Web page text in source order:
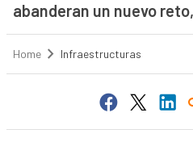
abanderan un nuevo
Home Infraestructuras